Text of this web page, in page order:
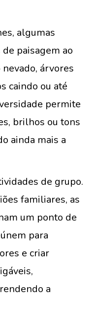
algumas
paisagem ao
árvores
caindo ou até
permite
brilhos ou tons
ainda mais a
de grupo.
familiares, as
um ponto de
para
e criar
a